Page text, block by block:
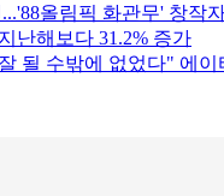
올림픽 화관무' 창작
난해보다 31.2% 증가
될 수밖에 없었다" 에이